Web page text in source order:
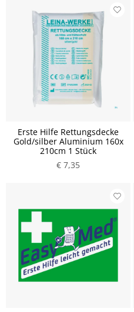
Erste Hilfe Rettungsdecke
Gold/silber Aluminium 160x
210cm 1 Stück
€ 7,35